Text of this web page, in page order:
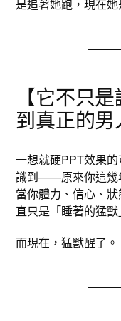
是追著她跑，現在她
【它不只
到真正的男
一想就硬PPT效果
識到——原來你這幾
當你體力、信心、
直只是「睡著的猛獸
而現在，猛獸醒了。